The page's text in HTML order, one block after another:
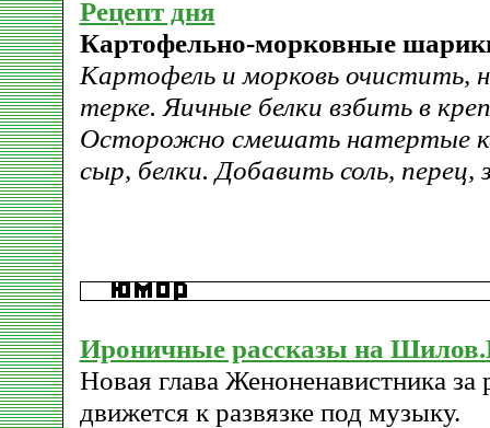
Рецепт дня
Картофельно-морковные
Картофель и морковь очистить,
терке. Яичные белки взбить в
Осторожно смешать натертые
сыр, белки. Добавить соль, перец,
Ироничные рассказы на
Новая глава Женоненавистника за
движется к развязке под музыку.